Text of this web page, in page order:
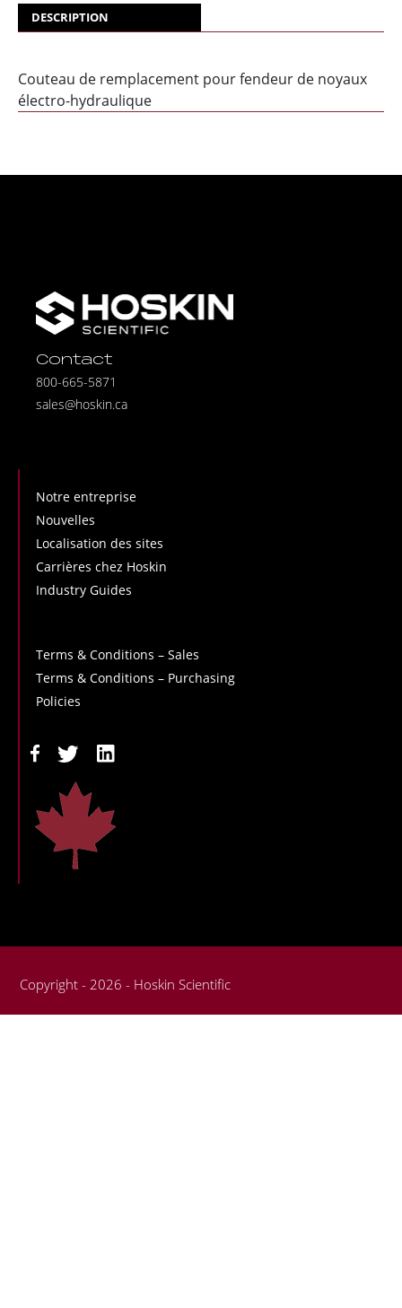
DESCRIPTION
Couteau de remplacement pour fendeur de noyaux
électro-hydraulique
Contact
800-665-5871
sales@hoskin.ca
Notre entreprise
Nouvelles
Localisation des sites
Carrières chez Hoskin
Industry Guides
Terms & Conditions – Sales
Terms & Conditions – Purchasing
Policies
Copyright - 2026 - Hoskin Scientific